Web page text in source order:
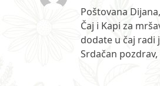
Poštovana Dijana,
Čaj i Kapi za
dodate u čaj radi
Srdačan pozdrav,